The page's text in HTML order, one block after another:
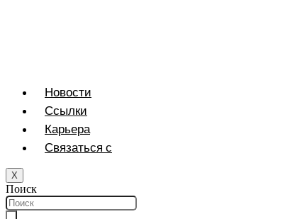
Новости
Ссылки
Карьера
Связаться с
X
Поиск